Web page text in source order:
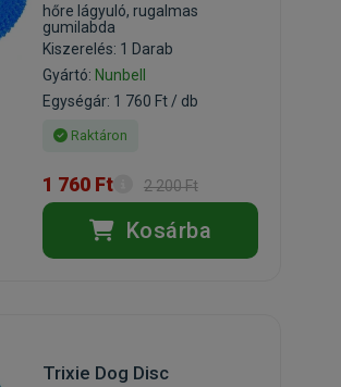
hőre lágyuló, rugalmas
gumilabda
Kiszerelés: 1 Darab
Gyártó: Nunbell
Egységár: 1 760 Ft / db
Raktáron
1 760 Ft 2 200 Ft
Kosárba
Trixie Dog Disc